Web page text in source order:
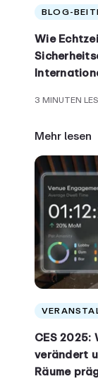
BLOG-
Wie
3 MINUTEN
Mehr lesen
CES 2025:
verändert
Räume